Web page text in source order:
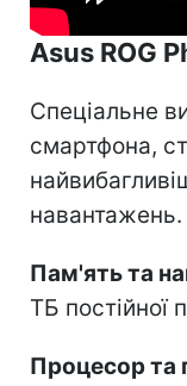
Asus ROG
Спеціальне
смартфона,
навантажень.
Пам'ять та
ТБ постійної
Процесор та